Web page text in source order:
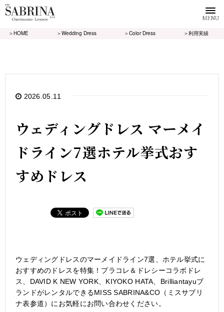
MENU
＞HOME ＞Wedding Dress ＞Color Dress ＞利用実績
2026.05.11
ウェディングドレス マーメイ
ドライン7選ホテル挙式おす
すめドレス
ウェディングドレスのマーメイドライン7選、ホテル挙式に
おすすめのドレスを特集！プラコレ＆ドレシーコラボドレ
ス、DAVID K NEW YORK、KIYOKO HATA、Brilliantayuブ
ランドがレンタルできるMISS SABRINA&CO（ミスサブリ
ナ表参道）にお気軽にお問い合わせください。